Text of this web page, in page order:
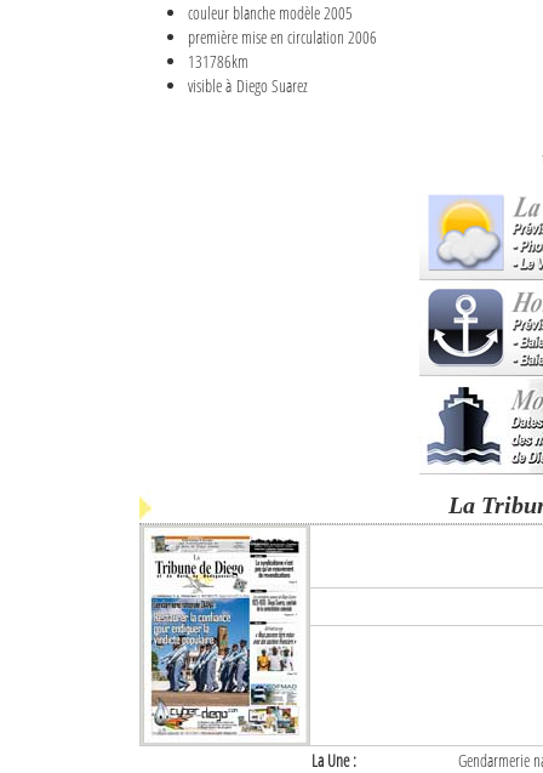
couleur blanche modèle 2005
première mise en circulation 2006
131786km
visible à Diego Suarez
La
La Une :
Gendarmerie